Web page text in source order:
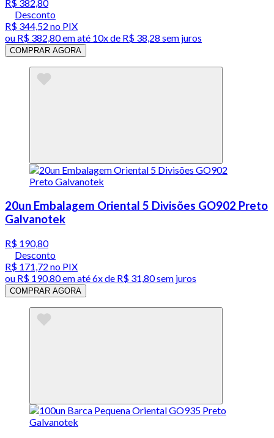
R$ 382,80
Desconto
R$ 344,52 no PIX
ou R$ 382,80em até 10x de R$ 38,28 sem juros
COMPRAR AGORA
20un Embalagem Oriental 5 Divisões GO902 Preto
Galvanotek
R$ 190,80
Desconto
R$ 171,72 no PIX
ou R$ 190,80em até6x de R$ 31,80 sem juros
COMPRAR AGORA